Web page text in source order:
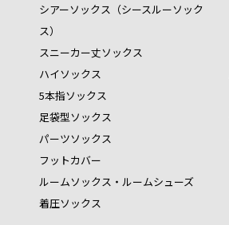
シアーソックス（シースルーソック
ス）
スニーカー丈ソックス
ハイソックス
5本指ソックス
足袋型ソックス
パーツソックス
フットカバー
ルームソックス・ルームシューズ
着圧ソックス